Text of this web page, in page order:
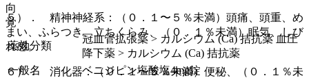
５）． 精神神経系：（０．１〜５％未満）頭痛、頭重、め
まい、ふらつき、立ちくらみ、（０．１％未満）眠気、しび
れ感。
６）． 消化器：（０．１〜５％未満）便秘、（０．１％未
向
覚
薬効分類
冠血管拡張薬 > カルシウム (Ca) 拮抗薬 血圧
降下薬 > カルシウム (Ca) 拮抗薬
一般名
ベニジピン塩酸塩4mg錠